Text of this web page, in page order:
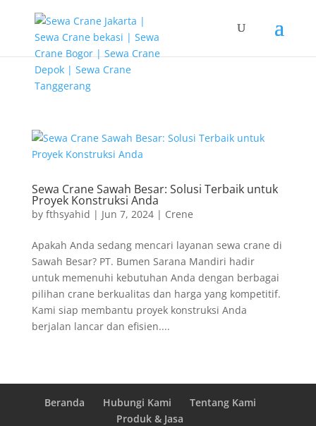
fb5nqmm2dfCcjnmPLe08LhMIU
Sewa Crane Sawah Besar: Solusi Terbaik untuk
Proyek Konstruksi Anda
by fthsyahid | Jun 7, 2024| Crene
Apakah Anda sedang mencari layanan sewa crane di
Sawah Besar? PT. Bumen Sarana Mandiri hadir
untuk memenuhi kebutuhan Anda dengan berbagai
pilihan crane berkualitas dan harga yang kompetitif.
Kami siap membantu proyek konstruksi Anda
berjalan lancar dan efisien....
Beranda Hubungi Kami
Tentang Kami
Produk & Jasa